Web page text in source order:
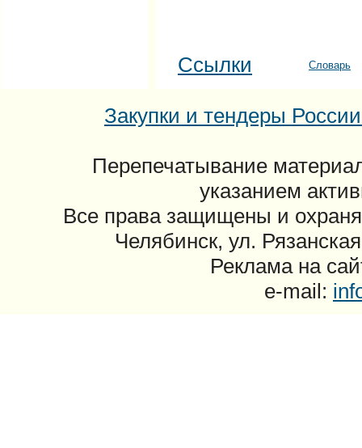
Ссылки Словарь
Закупки и тендеры
Перепечатывание
указанием
Все права защищены и
Челябинск, ул.
Реклама на
e-mail: